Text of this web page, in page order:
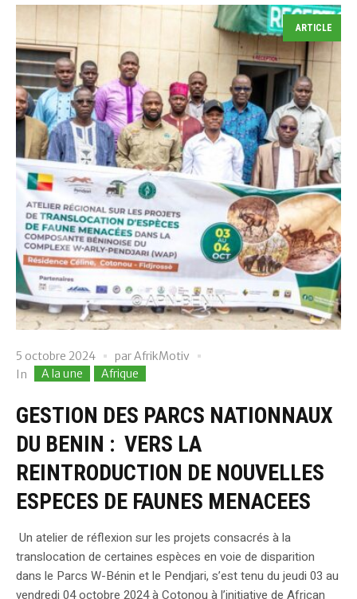
ARTICLE
5 octobre 2024 parAfrikMotiv
In
A la une Afrique
GESTION DES PARCS NATIONNAUX
DU BENIN : VERS LA
REINTRODUCTION DE NOUVELLES
ESPECES DE FAUNES MENACEES
Un atelier de réflexion sur les projets consacrés à la
translocation de certaines espèces en voie de disparition
dans le Parcs W-Bénin et le Pendjari, s’est tenu du jeudi 03 au
vendredi 04 octobre 2024 à Cotonou à l’initiative de African